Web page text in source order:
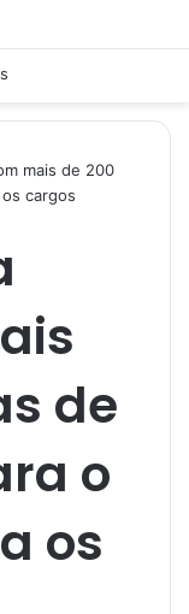
mais de 200
cargos
de
o
os